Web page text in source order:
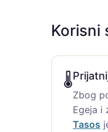
Korisni
🌡️
Zbog
Egeja i
Tasos